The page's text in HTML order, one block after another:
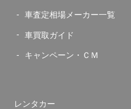
車査定相場メーカー一覧
車買取ガイド
キャンペーン・ＣＭ
レンタカー